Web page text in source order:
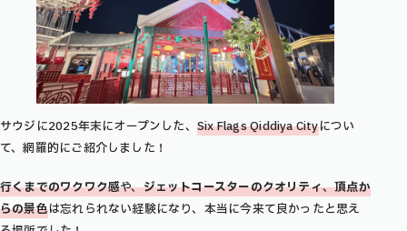
サウジに2025年末にオープンした、 Six Flags Qiddiya Cityについ
て、網羅的にご紹介しました！
行くまでのワクワク感や、ジェットコースターのクオリティ、頂点か
らの景色は忘れられない経験になり、本当に今来て良かったと思え